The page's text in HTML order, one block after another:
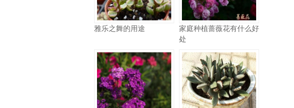
雅乐之舞的用途
家庭种植蔷薇花有什么好
处